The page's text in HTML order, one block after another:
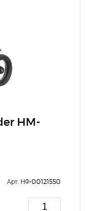
HM-
Арт. НФ-00121550